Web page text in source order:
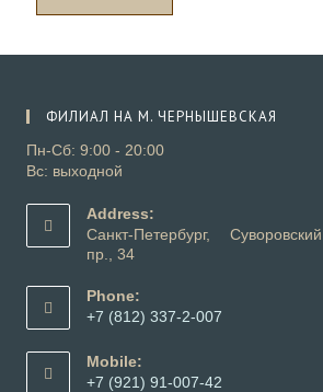
ФИЛИАЛ НА М. ЧЕРНЫШЕВСКАЯ
Пн-Сб: 9:00 - 20:00
Вс: выходной
Address:
Санкт-Петербург, Суворовский
пр., 34
Phone:
+7 (812) 337-2-007
Mobile:
+7 (921) 91-007-42